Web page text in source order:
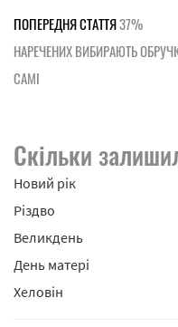
ПОПЕРЕДНЯ СТАТТЯ37%
НАРЕЧЕНИХ ВИБИРАЮТЬ
САМІ
Скільки
Новий рік
Різдво
Великдень
День матері
Хеловін